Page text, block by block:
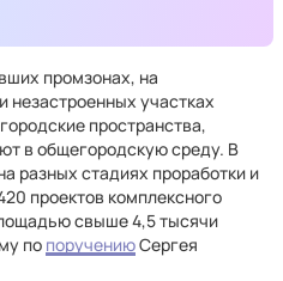
промзонах, на
незастроенных участках
пространства,
в общегородскую среду. В
разных стадиях проработки и
проектов комплексного
свыше 4,5 тысячи
по поручениюСергея